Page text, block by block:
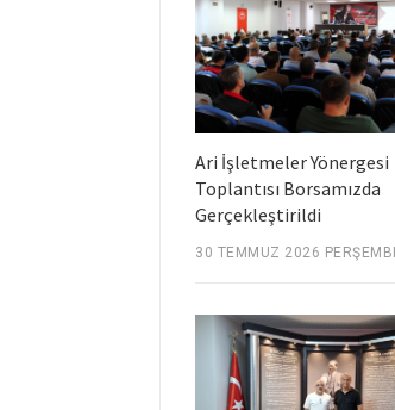
Ari İşletmeler Yönergesi
Toplantısı Borsamızda
Gerçekleştirildi
30 TEMMUZ 2026